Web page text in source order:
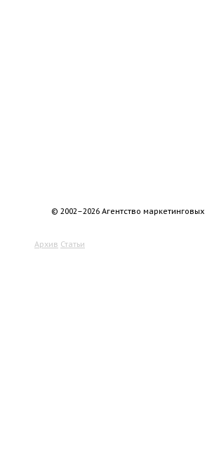
© 2002–2026 Агентство
Архив Статьи